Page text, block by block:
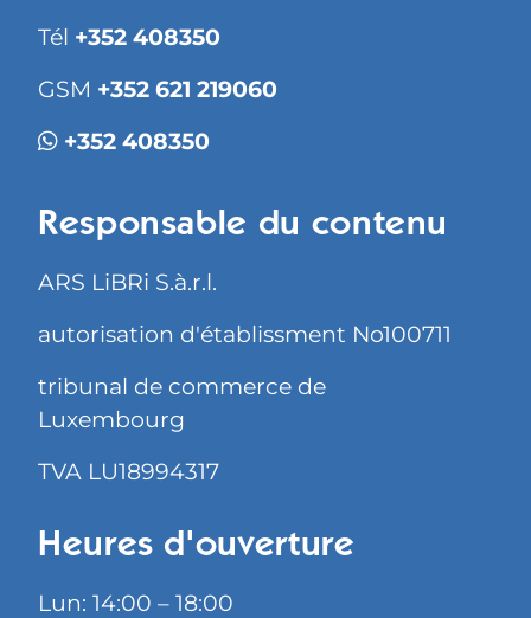
Tél +352 408350
GSM +352 621 219060
+352 408350
Responsable du contenu
ARS LiBRi S.à.r.l.
autorisation d'établissment No100711
tribunal de commerce de
Luxembourg
TVA LU18994317
Heures d'ouverture
Lun: 14:00 – 18:00